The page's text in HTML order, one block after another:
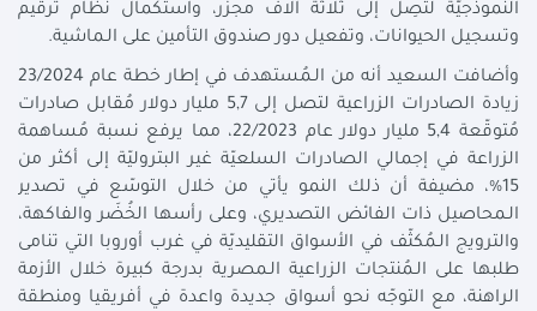
النموذجيّة لتَصِل إلى ثلاثة آلاف مجزر، واستكمال نظام ترقيم
وتسجيل الحيوانات، وتفعيل دور صندوق التأمين على الـماشية.
وأضافت السعيد أنه من الـمُستهدف في إطار خطة عام 23/2024
زيادة الصادرات الزراعية لتصل إلى 5,7 مليار دولار مُقابل صادرات
مُتوقّعة 5,4 مليار دولار عام 22/2023، مما يرفع نسبة مُساهمة
الزراعة في إجمالي الصادرات السلعيّة غير البتروليّة إلى أكثر من
15%، مضيفة أن ذلك النمو يأتي من خلال التوسّع في تصدير
الـمحاصيل ذات الفائض التصديري، وعلى رأسها الخُضَر والفاكهة،
والترويج الـمُكثّف في الأسواق التقليديّة في غرب أوروبا التي تنامى
طلبها على الـمُنتجات الزراعية الـمصرية بدرجة كبيرة خلال الأزمة
الراهنة، مع التوجّه نحو أسواق جديدة واعدة في أفريقيا ومنطقة